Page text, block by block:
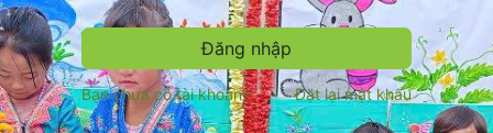
Đăng nhập
Bạn chưa có tài khoản? Đặt lại mật khẩu